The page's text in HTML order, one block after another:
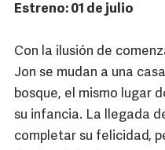
Estreno: 01 de julio
Con la ilusión de
Jon se mudan a una
bosque, el mismo lugar
su infancia. La llegada
completar su felicidad,